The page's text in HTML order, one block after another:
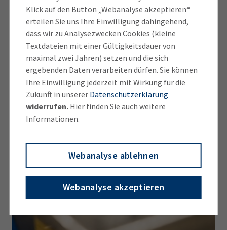
Klick auf den Button „Webanalyse akzeptieren“
erteilen Sie uns Ihre Einwilligung dahingehend,
dass wir zu Analysezwecken Cookies (kleine
Textdateien mit einer Gültigkeitsdauer von
maximal zwei Jahren) setzen und die sich
ergebenden Daten verarbeiten dürfen. Sie können
Ihre Einwilligung jederzeit mit Wirkung für die
Zukunft in unserer Datenschutzerklärung
widerrufen.Hier finden Sie auch weitere
Informationen.
Webanalyse ablehnen
Webanalyse akzeptieren
Erfolgreich mit Handelsmarken